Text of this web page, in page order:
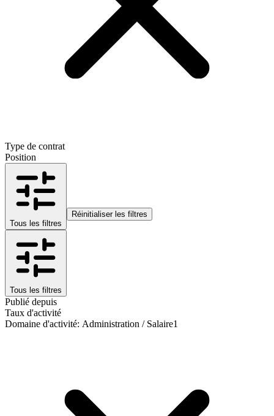
Type de contrat
Position
Tous les filtres
Réinitialiser les filtres
Tous les filtres
Publié depuis
Taux d'activité
Domaine d'activité: Administration / Salaire1